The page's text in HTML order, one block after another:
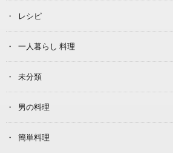
レシピ
一人暮らし 料理
未分類
男の料理
簡単料理